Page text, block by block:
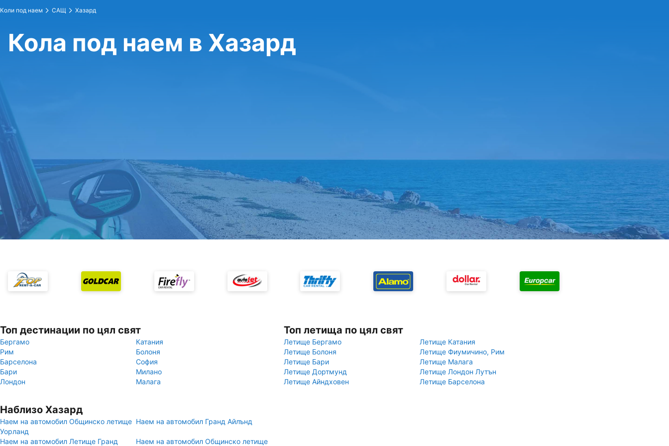
Коли под наем САЩ Хазард
Кола под наем в Хазард
Топ дестинации по цял свят
Бергамо
Катания
Рим
Болоня
Барселона
София
Бари
Милано
Лондон
Малага
Топ летища по цял свят
Летище Бергамо
Летище Катания
Летище Болоня
Летище Фиумичино, Рим
Летище Бари
Летище Малага
Летище Дортмунд
Летище Лондон Лутън
Летище Айндховен
Летище Барселона
Наблизо Хазард
Наем на автомобил Общинско летище
Уорланд
Наем на автомобил Гранд Айлънд
Наем на автомобил Летище Гранд Наем на автомобил Общинско летище